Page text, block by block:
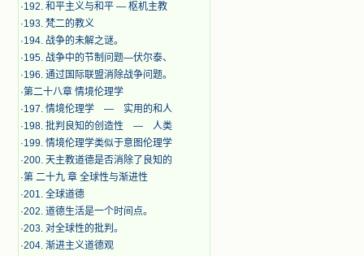
·192. 和平主义与和平 — 枢机主教
·193. 梵二的教义
·194. 战争的未解之谜。
·195. 战争中的节制问题—伏尔泰、
·196. 通过国际联盟消除战争问题。
·第二十八章 情境伦理学
·197. 情境伦理学 — 实用的和人
·198. 批判良知的创造性 — 人类
·199. 情境伦理学类似于意图伦理学
·200. 天主教道德是否消除了良知的
·第 二十九 章 全球性与渐进性
·201. 全球道德
·202. 道德生活是一个时间点。
·203. 对全球性的批判。
·204. 渐进主义道德观